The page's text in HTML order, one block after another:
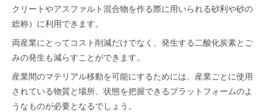
クリートやアスファルト混合物を作る際に用いられる砂利や砂の
総称）に利用できます。
両産業にとってコスト削減だけでなく、発生する二酸化炭素とご
みの発生も減らすことができます。
産業間のマテリアル移動を可能にするためには、産業ごとに使用
されている物質と場所、状態を把握できるプラットフォームのよ
うなものが必要となるでしょう。